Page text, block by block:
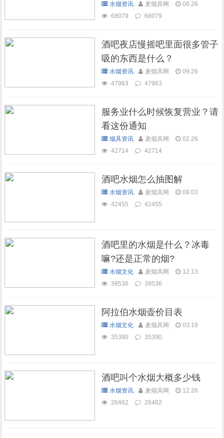
水烟资讯 麦烟具网
06.26
68079
68079
酒吧夜店慢摇吧里面很多管子
吸的东西是什么？
水烟资讯 麦烟具网
09.26
47963
47963
服务业什么时候恢复营业？请
看这份通知
烟具资讯 麦烟具网
02.26
42714
42714
酒吧水烟怎么抽图解
水烟资讯 麦烟具网
09.03
42455
42455
酒吧里的水烟是什么？冰毒
嘛?还是正常的烟?
水烟文化 麦烟具网
12.13
39536
39536
阿拉伯水烟壶价目表
水烟文化 麦烟具网
03.19
35390
35390
酒吧叫个水烟大概多少钱
水烟资讯 麦烟具网
12.26
26462
26462